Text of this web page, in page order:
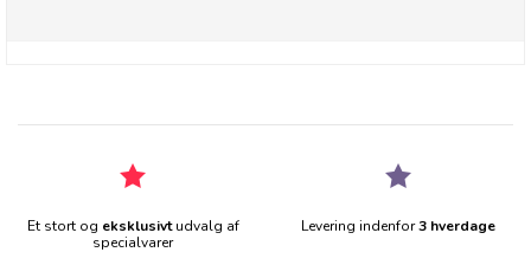
Et stort og eksklusivtudvalg af
specialvarer
Levering indenfor3 hverdage